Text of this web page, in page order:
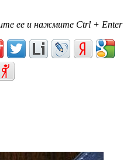
ее и нажмите Ctrl + Enter